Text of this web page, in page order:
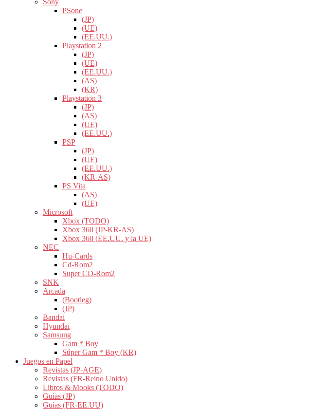
Sony
PSone
(JP)
(UE)
(EE.UU.)
Playstation 2
(JP)
(UE)
(EE.UU.)
(AS)
(KR)
Playstation 3
(JP)
(AS)
(UE)
(EE.UU.)
PSP
(JP)
(UE)
(EE.UU.)
(KR-AS)
PS Vita
(AS)
(UE)
Microsoft
Xbox (TODO)
Xbox 360 (JP-KR-AS)
Xbox 360 (EE.UU. y la UE)
NEC
Hu-Cards
Cd-Rom2
Super CD-Rom2
SNK
Arcada
(Bootleg)
(JP)
Bandai
Hyundai
Samsung
Gam * Boy
Súper Gam * Boy (KR)
Juegos en Papel
Revistas (JP-AGE)
Revistas (FR-Reino Unido)
Libros & Mooks (TODO)
Guías (JP)
Guías (FR-EE.UU)